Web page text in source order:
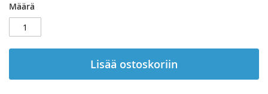
Määrä
Lisää ostoskoriin
images
gallery